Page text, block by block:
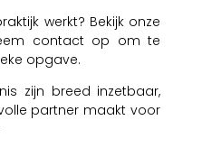
werkt? Bekijk onze
contact op om te
opgave.
zijn breed inzetbaar,
partner maakt voor